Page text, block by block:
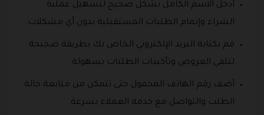
أدخل الاسم الكامل بشكل صحيح لتسهيل عملية
الشراء وإتمام الطلبات المستقبلية بدون أي مشكلات.
قم بكتابة البريد الإلكتروني الخاص بك بطريقة صحيحة
لتلقي العروض وتأكيدات الطلبات بسهولة.
أضف رقم الهاتف المحمول حتى تتمكن من متابعة حالة
الطلب والتواصل مع خدمة العملاء بسرعة.